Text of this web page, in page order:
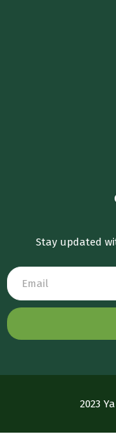
Stay updated
2023